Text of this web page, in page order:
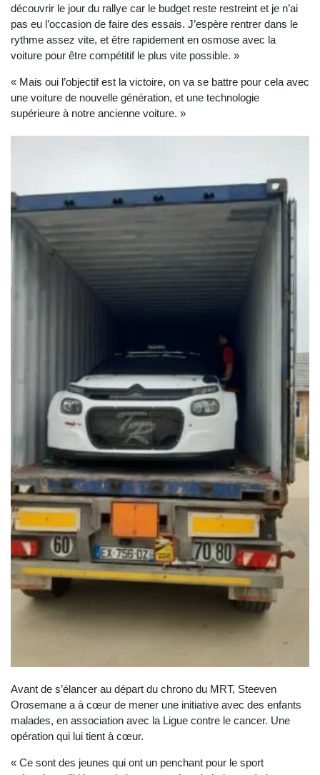
découvrir le jour du rallye car le budget reste restreint et je n’ai
pas eu l’occasion de faire des essais. J’espère rentrer dans le
rythme assez vite, et être rapidement en osmose avec la
voiture pour être compétitif le plus vite possible. »
« Mais oui l’objectif est la victoire, on va se battre pour cela avec
une voiture de nouvelle génération, et une technologie
supérieure à notre ancienne voiture. »
Avant de s’élancer au départ du chrono du MRT, Steeven
Orosemane a à cœur de mener une initiative avec des enfants
malades, en association avec la Ligue contre le cancer. Une
opération qui lui tient à cœur.
« Ce sont des jeunes qui ont un penchant pour le sport